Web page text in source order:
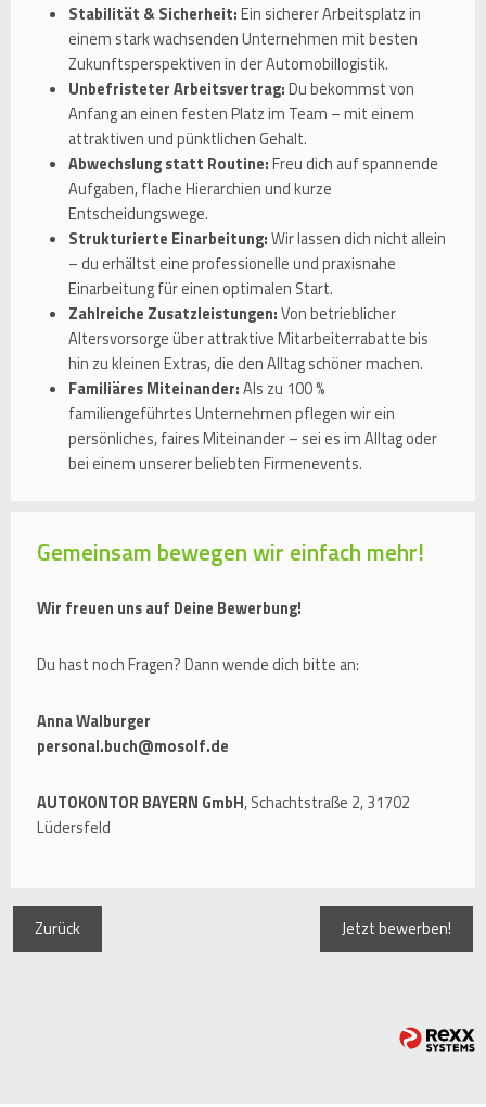
Stabilität & Sicherheit:Ein sicherer Arbeitsplatz in
einem stark wachsenden Unternehmen mit besten
Zukunftsperspektiven in der Automobillogistik.
Unbefristeter Arbeitsvertrag:Du bekommst von
Anfang an einen festen Platz im Team – mit einem
attraktiven und pünktlichen Gehalt.
Abwechslung statt Routine:Freu dich auf spannende
Aufgaben, flache Hierarchien und kurze
Entscheidungswege.
Strukturierte Einarbeitung:Wir lassen dich nicht allein
– du erhältst eine professionelle und praxisnahe
Einarbeitung für einen optimalen Start.
Zahlreiche Zusatzleistungen:Von betrieblicher
Altersvorsorge über attraktive Mitarbeiterrabatte bis
hin zu kleinen Extras, die den Alltag schöner machen.
Familiäres Miteinander:Als zu 100 %
familiengeführtes Unternehmen pflegen wir ein
persönliches, faires Miteinander – sei es im Alltag oder
bei einem unserer beliebten Firmenevents.
Gemeinsam bewegen wir einfach mehr!
Wir freuen uns auf Deine Bewerbung!
Du hast noch Fragen? Dann wende dich bitte an:
Anna Walburger
personal.buch@mosolf.de
AUTOKONTOR BAYERN GmbH, Schachtstraße 2, 31702
Lüdersfeld
Zurück Jetzt bewerben!